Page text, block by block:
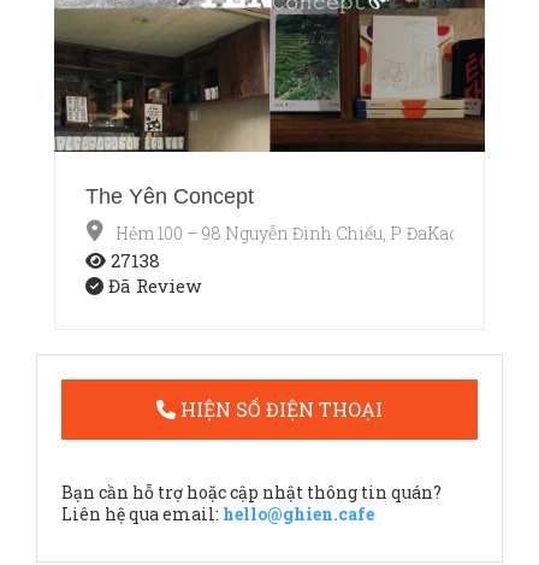
The Yên Concept
Hẻm 100 – 98 Nguyễn Đình Chiểu, P. ĐaKao, Quận 1,
27138
Đã Review
HIỆN SỐ ĐIỆN THOẠI
Bạn cần hỗ trợ hoặc cập nhật thông tin quán?
Liên hệ qua email: hello@ghien.cafe